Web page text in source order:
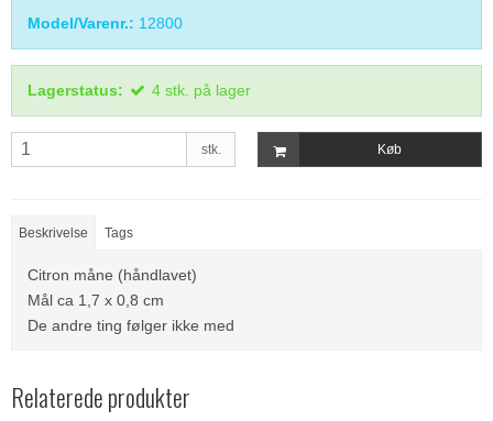
Model/Varenr.: 12800
Lagerstatus: 4 stk. på lager
stk. Køb
Beskrivelse Tags
Citron måne (håndlavet)
Mål ca 1,7 x 0,8 cm
De andre ting følger ikke med
Relaterede produkter